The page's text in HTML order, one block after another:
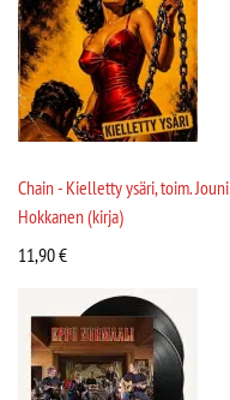
Chain - Kielletty ysäri, toim. Jouni
Hokkanen (kirja)
11,90€